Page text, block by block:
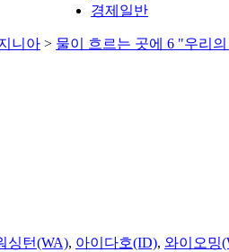
경제일반
니아 > 물이 흐르는 곳에 6 "우리
싱턴(WA), 아이다호(ID), 와이오밍